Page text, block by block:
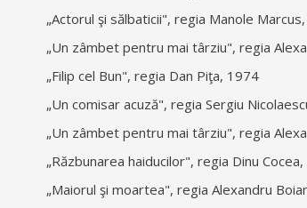
„Actorul şi sălbaticii", regia Manole
„Un zâmbet pentru mai târziu", regia
„Filip cel Bun", regia Dan Piţa, 1974
„Un comisar acuză", regia Sergiu
„Un zâmbet pentru mai târziu", regia
„Răzbunarea haiducilor", regia Dinu
„Maiorul şi moartea", regia Alexandru